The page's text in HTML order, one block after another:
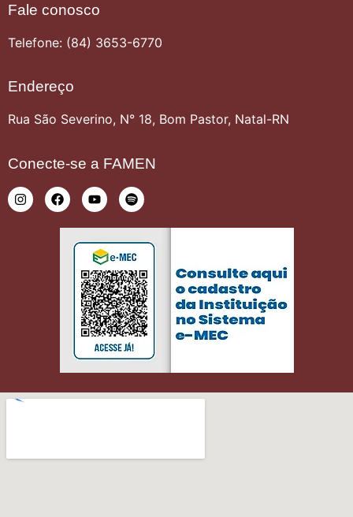
Fale conosco
Telefone: (84) 3653-6770
Endereço
Rua São Severino, N° 18, Bom Pastor, Natal-RN
Conecte-se a FAMEN